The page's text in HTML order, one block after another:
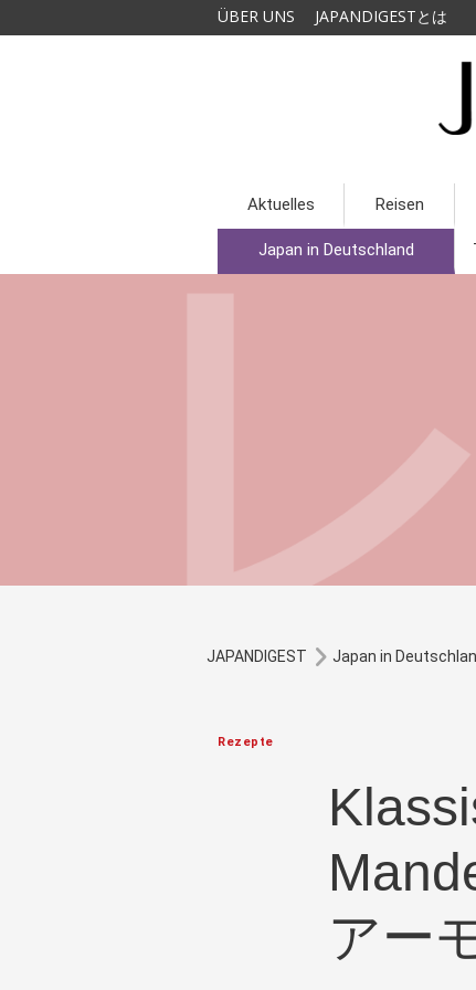
ÜBER UNS JAPANDIGESTとは
Aktuelles Reisen
Japan in Deutschland
JAPANDIGEST Japan in
Rezepte
アー